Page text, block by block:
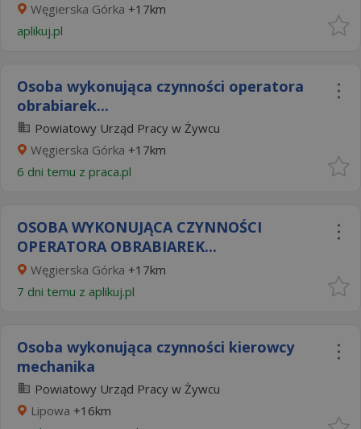
Węgierska Górka +17km
aplikuj.pl
Osoba wykonująca czynności operatora
obrabiarek...
Powiatowy Urząd Pracy w Żywcu
Węgierska Górka +17km
6 dni temu z praca.pl
OSOBA WYKONUJĄCA CZYNNOŚCI
OPERATORA OBRABIAREK...
Węgierska Górka +17km
7 dni temu z aplikuj.pl
Osoba wykonująca czynności kierowcy
mechanika
Powiatowy Urząd Pracy w Żywcu
Lipowa +16km